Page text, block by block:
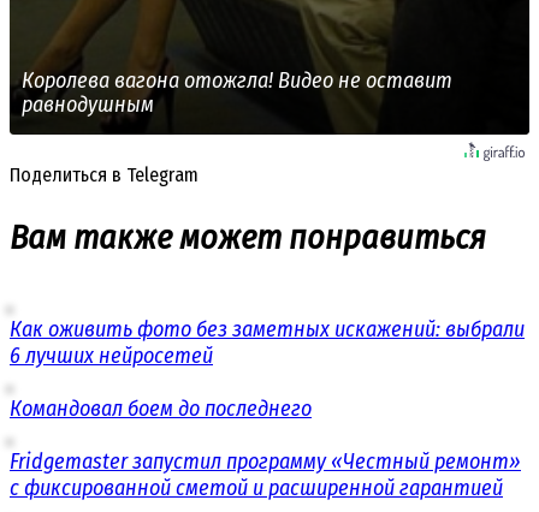
Королева вагона отожгла! Видео не оставит
равнодушным
Поделиться в Telegram
Вам также может понравиться
Как оживить фото без заметных искажений: выбрали
6 лучших нейросетей
Командовал боем до последнего
Fridgemaster запустил программу «Честный ремонт»
с фиксированной сметой и расширенной гарантией